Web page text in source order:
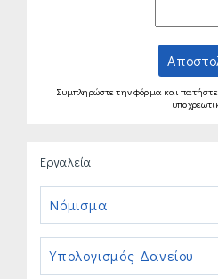
Συμπληρώστε την φόρμα και
Εργαλεία
Νόμισμα
Υπολογισμός Δανείου